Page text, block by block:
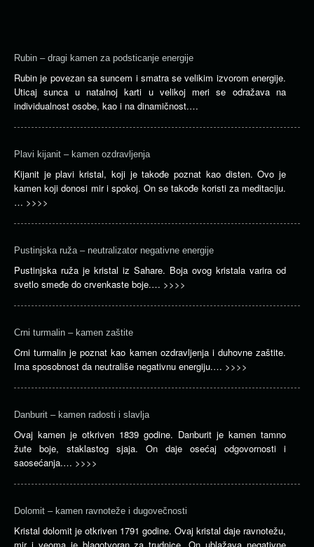
Rubin – dragi kamen za podsticanje energije
Rubin je povezan sa suncem i smatra se velikim izvorom energije.
Uticaj sunca u natalnoj karti u velikoj meri se odražava na
individualnost osobe, kao i na dinamičnost.…
Plavi kijanit – kamen ozdravljenja
Kijanit je plavi kristal, koji je takođe poznat kao disten. Ovo je
kamen koji donosi mir i spokoj. On se takođe koristi za meditaciju.
… >>>>
Pustinjska ruža – neutralizator negativne energije
Pustinjska ruža je kristal iz Sahare. Boja ovog kristala varira od
svetlo smeđe do crvenkaste boje.… >>>>
Crni turmalin – kamen zaštite
Crni turmalin je poznat kao kamen ozdravljenja i duhovne zaštite.
Ima sposobnost da neutrališe negativnu energiju.… >>>>
Danburit – kamen radosti i slavlja
Ovaj kamen je otkriven 1839 godine. Danburit je kamen tamno
žute boje, staklastog sjaja. On daje osećaj odgovornosti i
saosećanja.… >>>>
Dolomit – kamen ravnoteže i dugovečnosti
Kristal dolomit je otkriven 1791 godine. Ovaj kristal daje ravnotežu,